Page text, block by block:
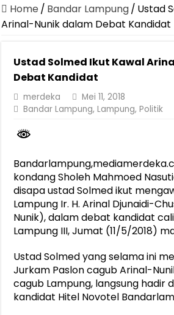
Pemprov Lampung Berhasil Kendalikan
Dirut Jasa Raharja Dampingi
Pastikan Pelayanan Maksimal, Direksi
Dirut Jasa Raharja Dampingi
Purnama Wulan Sari Mirza Buka
Home / Bandar Lampung/ Ustad
Arinal-Nunik dalam Debat Kandidat
Ustad Solmed Ikut Kawal
Debat Kandidat
merdeka
Mei 11, 2018
Bandar Lampung,Lampung,Politik
kondang Sholeh Mahmoed
disapa ustad Solmed ikut
Lampung Ir. H. Arinal Djunaidi-
Nunik), dalam debat kandidat
Lampung III, Jumat (11/5/2018)
Ustad Solmed yang selama ini
Jurkam Paslon cagub Arinal-
cagub Lampung, langsung hadir
kandidat Hitel Novotel